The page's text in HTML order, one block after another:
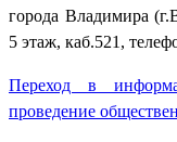
города Владимира
5 этаж, каб.521,
Переход в
проведение